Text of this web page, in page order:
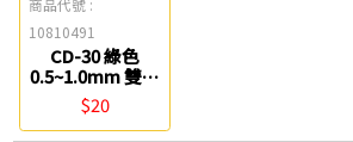
商品代號 :
10810491
CD-30 綠色
0.5~1.0mm 雙頭
光碟筆 雄獅
$20